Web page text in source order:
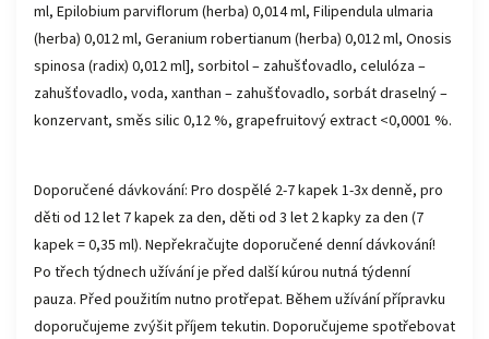
ml, Epilobium parviflorum (herba) 0,014 ml, Filipendula ulmaria
(herba) 0,012 ml, Geranium robertianum (herba) 0,012 ml, Onosis
spinosa (radix) 0,012 ml], sorbitol – zahušťovadlo, celulóza –
zahušťovadlo, voda, xanthan – zahušťovadlo, sorbát draselný –
konzervant, směs silic 0,12 %, grapefruitový extract <0,0001 %.
Doporučené dávkování: Pro dospělé 2-7 kapek 1-3x denně, pro
děti od 12 let 7 kapek za den, děti od 3 let 2 kapky za den (7
kapek = 0,35 ml). Nepřekračujte doporučené denní dávkování!
Po třech týdnech užívání je před další kúrou nutná týdenní
pauza. Před použitím nutno protřepat. Během užívání přípravku
doporučujeme zvýšit příjem tekutin. Doporučujeme spotřebovat